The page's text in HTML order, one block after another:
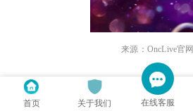
来源： OncLive官网
01
首页 关于我们 在线客服